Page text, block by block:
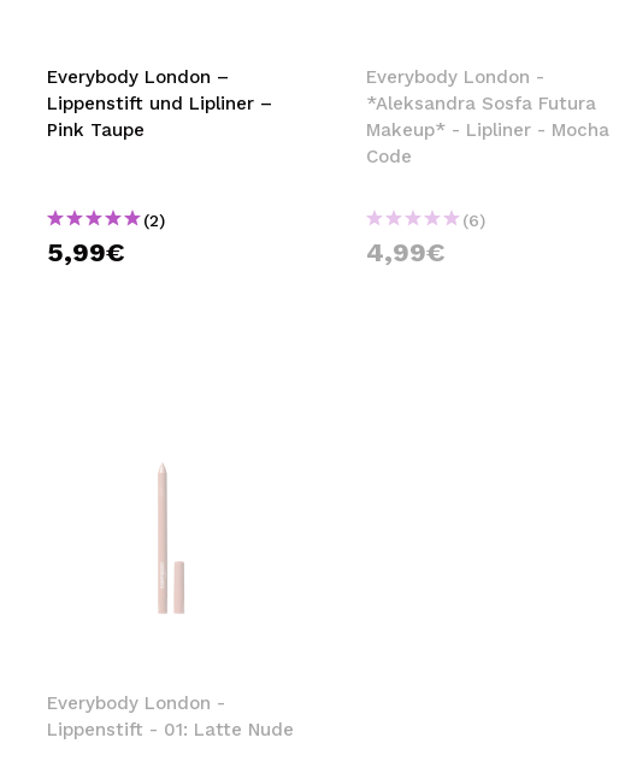
Everybody London –
Lippenstift und Lipliner –
Pink Taupe
(2)
5,99€
Everybody London -
*Aleksandra Sosfa Futura
Makeup* - Lipliner - Mocha
Code
(6)
4,99€
Everybody London -
Lippenstift - 01: Latte Nude